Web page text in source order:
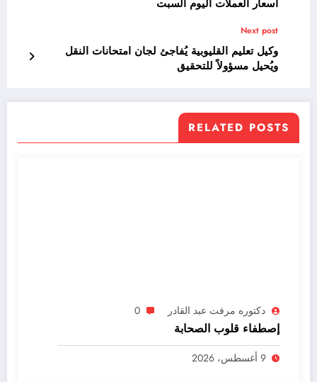
أسعار العملات اليوم السبت
Next post
وكيل تعليم القليوبية يُفاجئ لجان امتحانات النقل
ويُحيل مسؤولاً للتحقيق
RELATED POSTS
دكتوره مرفت عبد القادر 0
إصطفاء قلوب الصحابة
9 أغسطس، 2026